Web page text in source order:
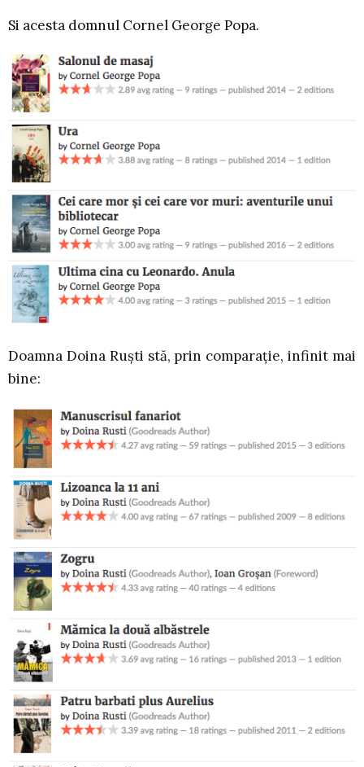
Si acesta domnul Cornel George Popa.
Doamna Doina Ruști stă, prin comparație, infinit mai
bine: